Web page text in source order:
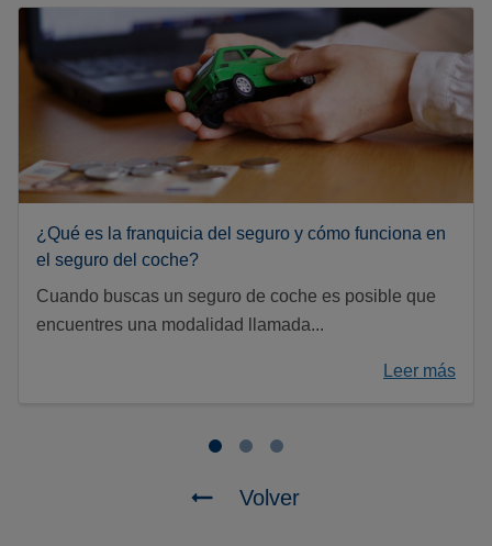
¿Qué es la franquicia del seguro y cómo funciona en
el seguro del coche?
Cuando buscas un seguro de coche es posible que
encuentres una modalidad llamada...
Leer más
Volver